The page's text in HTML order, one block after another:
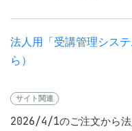
法人用「受講管理シス
ら）
サイト関連
2026/4/1のご注文から法